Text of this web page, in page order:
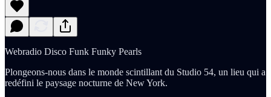
Webradio Disco Funk Funky Pearls
Plongeons-nous dans le monde scintillant du Studio 54, un lieu qui a
redéfini le paysage nocturne de New York.